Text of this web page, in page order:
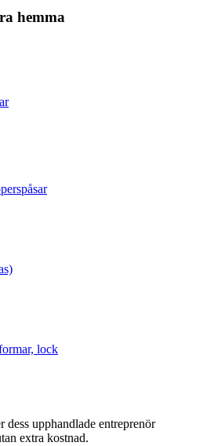
hemma
lock
dess upphandlade entreprenör
extra kostnad.